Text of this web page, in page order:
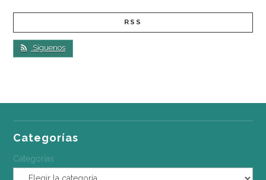
RSS
Síguenos
Categorías
Categorías